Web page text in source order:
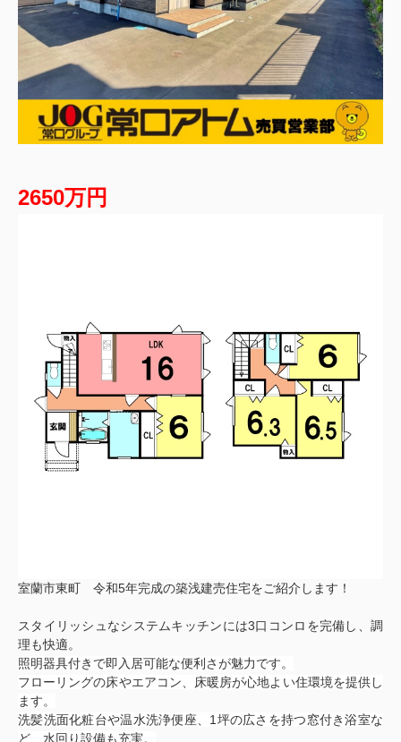
2650万円
室蘭市東町 令和5年完成の築浅建売住宅をご紹介します！
スタイリッシュなシステムキッチンには3口コンロを完備し、調
理も快適。
照明器具付きで即入居可能な便利さが魅力です。
フローリングの床やエアコン、床暖房が心地よい住環境を提供し
ます。
洗髪洗面化粧台や温水洗浄便座、1坪の広さを持つ窓付き浴室な
ど、水回り設備も充実。